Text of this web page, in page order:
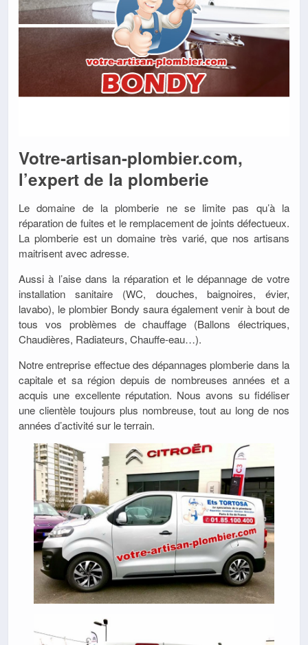
Votre-artisan-plombier.com,
l’expert de la plomberie
Le domaine de la plomberie ne se limite pas qu’à la
réparation de fuites et le remplacement de joints défectueux.
La plomberie est un domaine très varié, que nos artisans
maitrisent avec adresse.
Aussi à l’aise dans la réparation et le dépannage de votre
installation sanitaire (WC, douches, baignoires, évier,
lavabo), le plombier Bondy saura également venir à bout de
tous vos problèmes de chauffage (Ballons électriques,
Chaudières, Radiateurs, Chauffe-eau…).
Notre entreprise effectue des dépannages plomberie dans la
capitale et sa région depuis de nombreuses années et a
acquis une excellente réputation. Nous avons su fidéliser
une clientèle toujours plus nombreuse, tout au long de nos
années d’activité sur le terrain.